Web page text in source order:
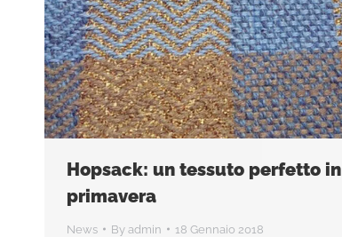
Hopsack: un tessuto perfetto in
primavera
News By admin 18 Gennaio 2018